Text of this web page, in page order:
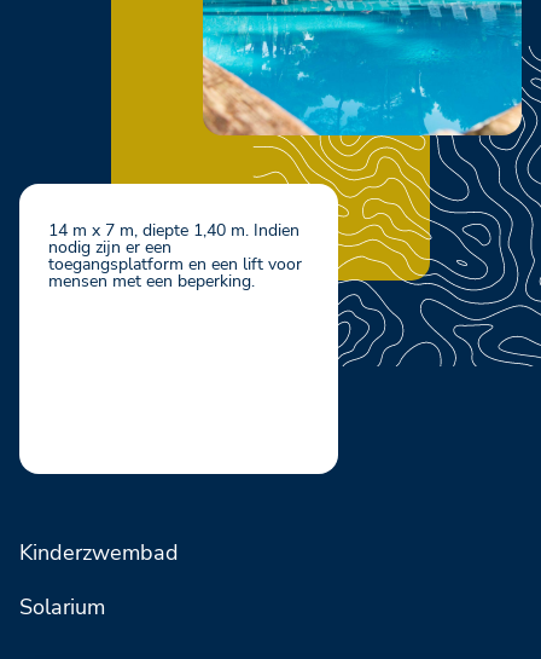
14 m x 7 m, diepte 1,40 m. Indien
nodig zijn er een
toegangsplatform en een lift voor
mensen met een beperking.
Kinderzwembad
Solarium